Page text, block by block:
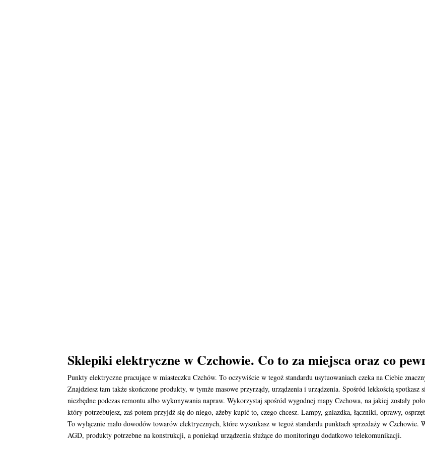
Sklepiki elektryczne w Czchowie. Co to za miejsca oraz co
Punkty elektryczne pracujące w miasteczku Czchów. To oczywiście w tegoż standardu usytuowaniach czeka na Ciebie
Znajdziesz tam także skończone produkty, w tymże masowe przyrządy, urządzenia i urządzenia. Spośród lekkością spotkasz
niezbędne podczas remontu albo wykonywania napraw. Wykorzystaj spośród wygodnej mapy Czchowa, na jakiej zostały
który potrzebujesz, zaś potem przyjdź się do niego, ażeby kupić to, czego chcesz. Lampy, gniazdka, łączniki, oprawy,
To wyłącznie mało dowodów towarów elektrycznych, które wyszukasz w tegoż standardu punktach sprzedaży w
AGD, produkty potrzebne na konstrukcji, a poniekąd urządzenia służące do monitoringu dodatkowo telekomunikacji.